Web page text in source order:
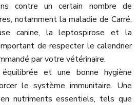
contre un certain nombre de
notamment la maladie de Carré,
canine, la leptospirose et la
de respecter le calendrier
par votre vétérinaire.
et une bonne hygiène
le système immunitaire. Une
nutriments essentiels, tels que